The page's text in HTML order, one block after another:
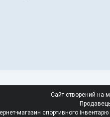
Сайт створений на